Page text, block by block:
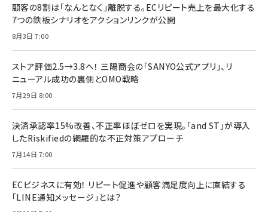
顧客の8割は「なんとなく」離脱する。ECリピート売上を最大化する
7つの鉄板シナリオをアクションリンクが公開
8月3日 7:00
ストア評価2.5→3.8へ！ 三陽商会の「SANYO公式アプリ」、リ
ニューアル成功の裏側とOMO戦略
7月29日 8:00
決済承認率15%改善、不正率ほぼゼロを実現。「and ST」が導入
したRiskifiedの網羅的な不正対策アプローチ
7月14日 7:00
ECビジネスに有効！ リピート促進や顧客満足度向上に直結する
「LINE通知メッセージ」とは？